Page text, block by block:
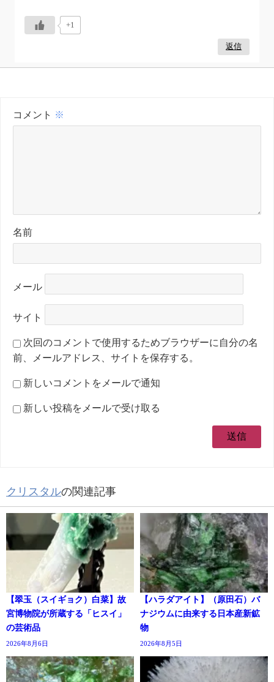
+1
返信
コメント ※
名前
メール
サイト
次回のコメントで使用するためブラウザーに自分の名
前、メールアドレス、サイトを保存する。
新しいコメントをメールで通知
新しい投稿をメールで受け取る
クリスタルの関連記事
【翠玉（スイギョク）白菜】故
宮博物院が所蔵する「ヒスイ」
の芸術品
2026年8月6日
【ハラダアイト】（原田石）バ
ナジウムに由来する日本産新鉱
物
2026年8月5日